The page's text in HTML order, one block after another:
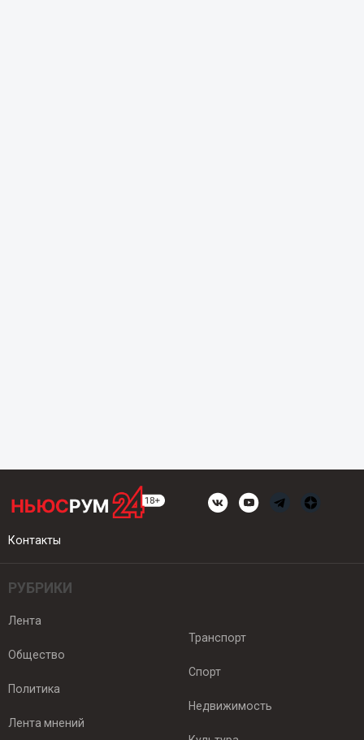
Контакты
РУБРИКИ
Лента
Общество
Политика
Лента мнений
Транспорт
Спорт
Недвижимость